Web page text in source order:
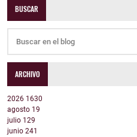
BUSCAR
ARCHIVO
2026 1630
agosto 19
julio 129
junio 241